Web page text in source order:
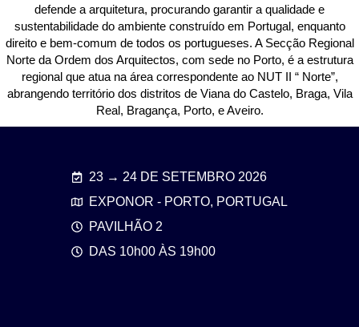
defende a arquitetura, procurando garantir a qualidade e
sustentabilidade do ambiente construído em Portugal, enquanto
direito e bem-comum de todos os portugueses. A Secção Regional
Norte da Ordem dos Arquitectos, com sede no Porto, é a estrutura
regional que atua na área correspondente ao NUT II “ Norte”,
abrangendo território dos distritos de Viana do Castelo, Braga, Vila
Real, Bragança, Porto, e Aveiro.
23 → 24 DE SETEMBRO 2026
EXPONOR - PORTO, PORTUGAL
PAVILHÃO 2
DAS 10h00 ÀS 19h00